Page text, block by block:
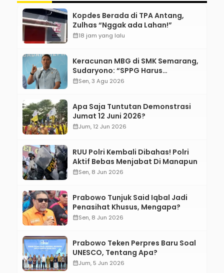
Kopdes Berada di TPA Antang,
Zulhas “Nggak ada Lahan!”
calendar_month18 jam yang lalu
Keracunan MBG di SMK Semarang,
Sudaryono: “SPPG Harus
Bertanggung Jawab!”
calendar_monthSen, 3 Agu 2026
Apa Saja Tuntutan Demonstrasi
Jumat 12 Juni 2026?
calendar_monthJum, 12 Jun 2026
RUU Polri Kembali Dibahas! Polri
Aktif Bebas Menjabat Di Manapun
calendar_monthSen, 8 Jun 2026
Prabowo Tunjuk Said Iqbal Jadi
Penasihat Khusus, Mengapa?
calendar_monthSen, 8 Jun 2026
Prabowo Teken Perpres Baru Soal
UNESCO, Tentang Apa?
calendar_monthJum, 5 Jun 2026